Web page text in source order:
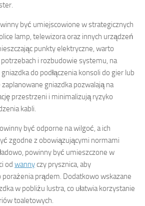
być umiejscowione w strategicznych
lamp, telewizora oraz innych urządzeń
punkty elektryczne, warto
i rozbudowie systemu, na
do podłączenia konsoli do gier lub
gniazdka pozwalają na
przestrzeni i minimalizują ryzyko
kabli.
być odporne na wilgoć, a ich
zgodne z obowiązującymi normami
powinny być umieszczone w
od wannyczy prysznica, aby
prądem. Dodatkowo wskazane
w pobliżu lustra, co ułatwia korzystanie
toaletowych.